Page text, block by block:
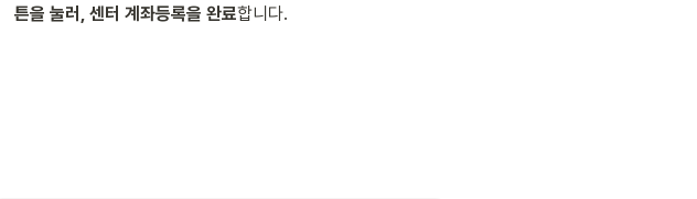
튼을 눌러, 센터 계좌등록을 완료합니다.